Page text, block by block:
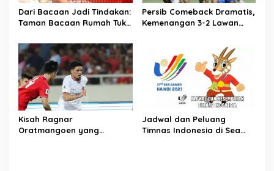
Dari Bacaan Jadi Tindakan:
Taman Bacaan Rumah Tukik
Budidaya Jamur Tiram di
Ujung Kulon
Persib Comeback Dramatis,
Kemenangan 3-2 Lawan
Kisah Ragnar
Oratmangoen yang
Jadwal dan Peluang
Timnas Indonesia di Sea